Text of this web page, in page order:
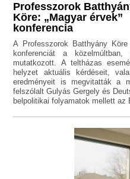
Professzorok
Köre: „Magyar érvek”
konferencia
A Professzorok Batthyány
konferenciát a
mutatkozott. A teltházas
helyzet aktuális kérdéseit,
eredményeit is megvitatták a
felszólalt Gulyás Gergely és
belpolitikai folyamatok mellett